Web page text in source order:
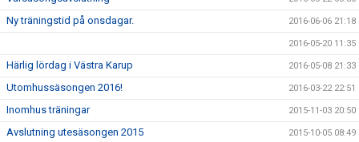
Ny träningstid på onsdagar. 2016-06-06 21:18
2016-05-20 11:35
Härlig lördag i Västra Karup 2016-05-08 21:33
Utomhussäsongen 2016! 2016-03-22 22:51
Inomhus träningar 2015-11-03 20:50
Avslutning utesäsongen 2015 2015-10-05 08:49